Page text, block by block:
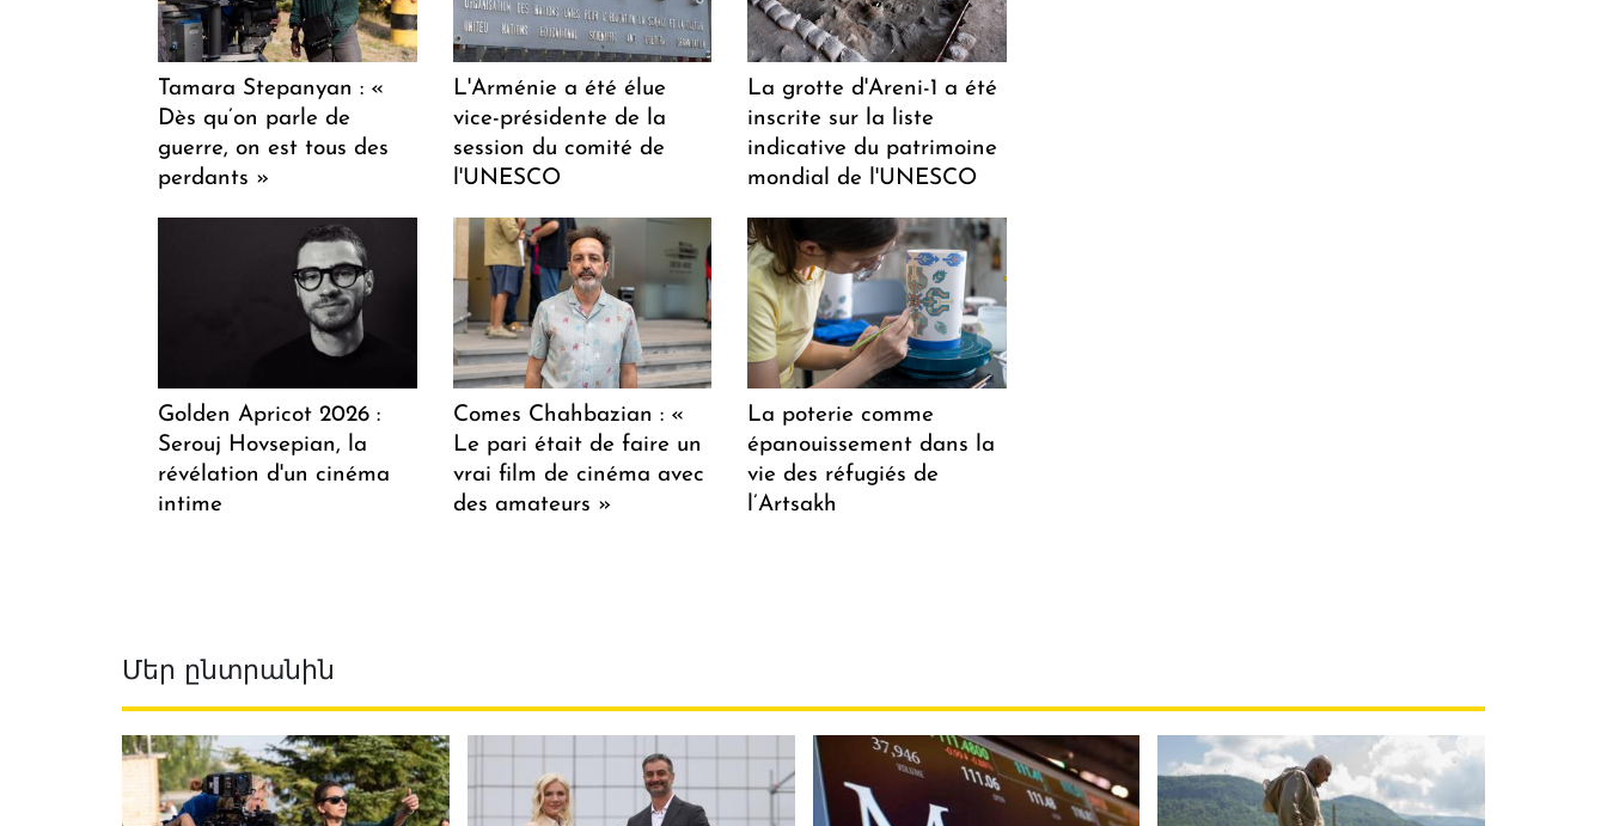
Tamara Stepanyan : «
Dès qu’on parle de
guerre, on est tous des
perdants »
L'Arménie a été élue
vice-présidente de la
session du comité de
l'UNESCO
La grotte d'Areni-1 a été
inscrite sur la liste
indicative du patrimoine
mondial de l'UNESCO
Golden Apricot 2026 :
Serouj Hovsepian, la
révélation d'un cinéma
intime
Comes Chahbazian : «
Le pari était de faire un
vrai film de cinéma avec
des amateurs »
La poterie comme
épanouissement dans la
vie des réfugiés de
l’Artsakh
Մեր ընտրանին